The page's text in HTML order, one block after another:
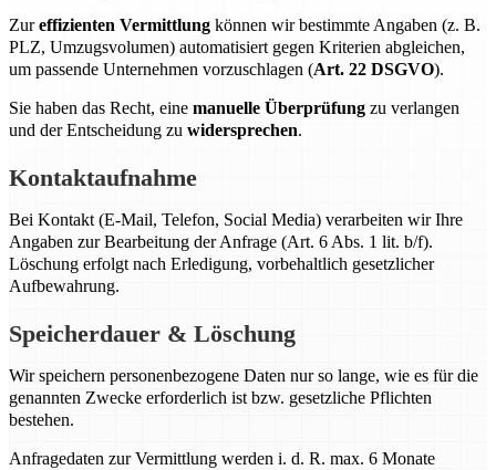
Zureffizienten Vermittlung können wir bestimmte Angaben (z. B.
PLZ, Umzugsvolumen) automatisiert gegen Kriterien abgleichen,
um passende Unternehmen vorzuschlagen (Art. 22 DSGVO).
Sie haben das Recht, eine manuelle Überprüfung zu verlangen
und der Entscheidung zu widersprechen.
Kontaktaufnahme
Bei Kontakt (E-Mail, Telefon, Social Media) verarbeiten wir Ihre
Angaben zur Bearbeitung der Anfrage (Art. 6 Abs. 1 lit. b/f).
Löschung erfolgt nach Erledigung, vorbehaltlich gesetzlicher
Aufbewahrung.
Speicherdauer & Löschung
Wir speichern personenbezogene Daten nur so lange, wie es für die
genannten Zwecke erforderlich ist bzw. gesetzliche Pflichten
bestehen.
Anfragedaten zur Vermittlung werden i. d. R. max. 6 Monate